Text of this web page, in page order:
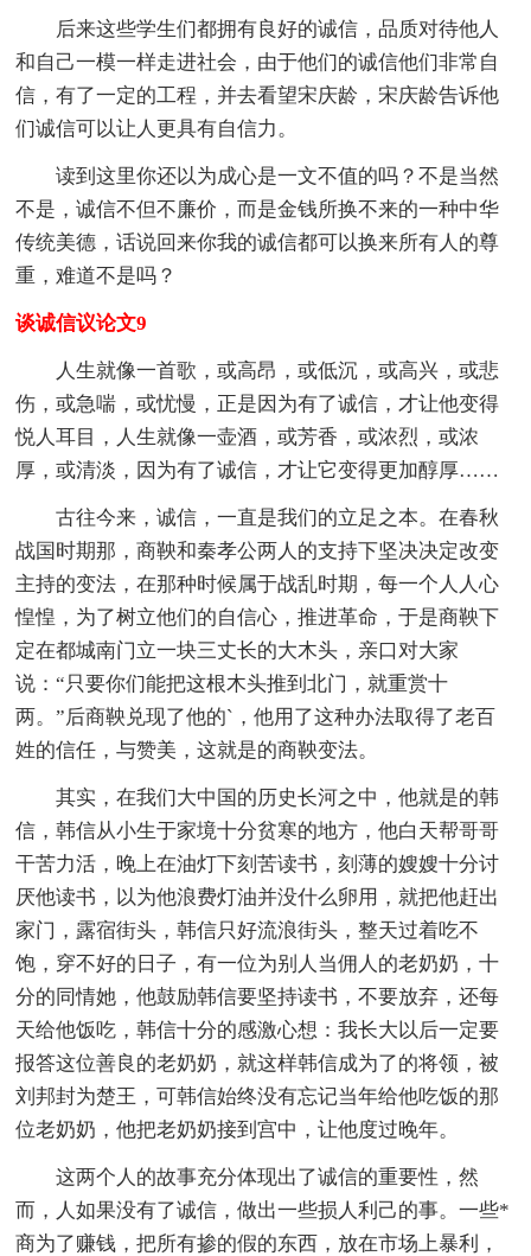
后来这些学生们都拥有良好的诚信，品质对待他人
和自己一模一样走进社会，由于他们的诚信他们非常自
信，有了一定的工程，并去看望宋庆龄，宋庆龄告诉他
们诚信可以让人更具有自信力。
读到这里你还以为成心是一文不值的吗？不是当然
不是，诚信不但不廉价，而是金钱所换不来的一种中华
传统美德，话说回来你我的诚信都可以换来所有人的尊
重，难道不是吗？
谈诚信议论文9
人生就像一首歌，或高昂，或低沉，或高兴，或悲
伤，或急喘，或忧慢，正是因为有了诚信，才让他变得
悦人耳目，人生就像一壶酒，或芳香，或浓烈，或浓
厚，或清淡，因为有了诚信，才让它变得更加醇厚……
古往今来，诚信，一直是我们的立足之本。在春秋
战国时期那，商鞅和秦孝公两人的支持下坚决决定改变
主持的变法，在那种时候属于战乱时期，每一个人人心
惶惶，为了树立他们的自信心，推进革命，于是商鞅下
定在都城南门立一块三丈长的大木头，亲口对大家
说：“只要你们能把这根木头推到北门，就重赏十
两。”后商鞅兑现了他的`，他用了这种办法取得了老百
姓的信任，与赞美，这就是的商鞅变法。
其实，在我们大中国的历史长河之中，他就是的韩
信，韩信从小生于家境十分贫寒的地方，他白天帮哥哥
干苦力活，晚上在油灯下刻苦读书，刻薄的嫂嫂十分讨
厌他读书，以为他浪费灯油并没什么卵用，就把他赶出
家门，露宿街头，韩信只好流浪街头，整天过着吃不
饱，穿不好的日子，有一位为别人当佣人的老奶奶，十
分的同情她，他鼓励韩信要坚持读书，不要放弃，还每
天给他饭吃，韩信十分的感激心想：我长大以后一定要
报答这位善良的老奶奶，就这样韩信成为了的将领，被
刘邦封为楚王，可韩信始终没有忘记当年给他吃饭的那
位老奶奶，他把老奶奶接到宫中，让他度过晚年。
这两个人的故事充分体现出了诚信的重要性，然
而，人如果没有了诚信，做出一些损人利己的事。一些*
商为了赚钱，把所有掺的假的东西，放在市场上暴利，